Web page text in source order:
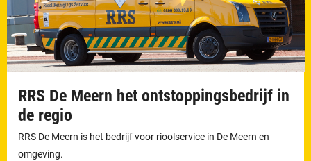
RRS De Meern het ontstoppingsbedrijf in
de regio
RRS De Meern is het bedrijf voor rioolservice in De Meern en
omgeving.